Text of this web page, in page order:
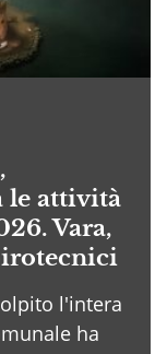
le attività
Vara,
l'intera
ha